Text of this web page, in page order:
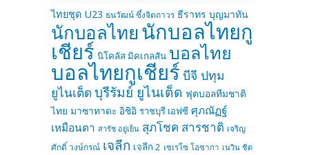
ไทยชุด U23 ธนวัฒน์ ซึ้งจิตถาวร ธีราทร บุญมาทัน
นักบอลไทยนักบอลไทยกู
เชียร์ นิโคลัส มิคเกลสัน บอลไทย
บอลไทยกูเชียร์ บีจี ปทุม
ยูไนเต็ด บุรีรัมย์ ยูไนเต็ด ฟุตบอลทีมชาติ
ไทย มาซาทาดะ อิชิอิ ราชบุรี เอฟซี ศุภณัฏฐ์
เหมือนตา สารัช อยู่เย็น สุภโชค สารชาติ เจริญ
ศักดิ์ วงษ์กรณ์ เจลีก เจลีก 2 เซเรโซ โอซากา เนวิน ชิด